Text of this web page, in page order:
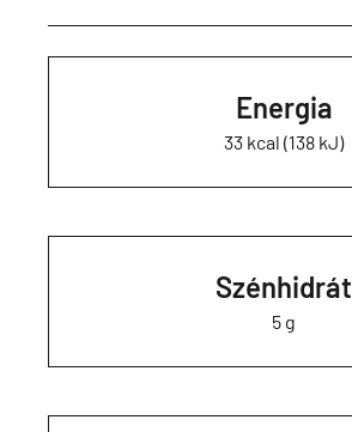
Energia
33 kcal (138 kJ)
Szénhidrát
5 g